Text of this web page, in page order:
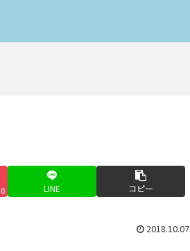
0 LINE コピー
2018.10.07